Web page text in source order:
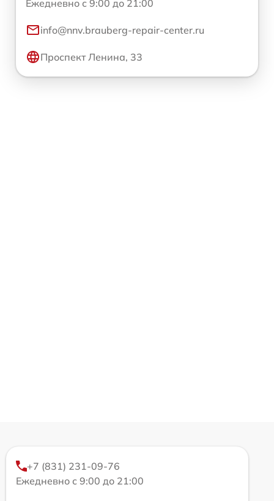
Ежедневно с 9:00 до 21:00
info@nnv.brauberg-repair-center.ru
Проспект Ленина, 33
+7 (831) 231-09-76
Ежедневно с 9:00 до 21:00